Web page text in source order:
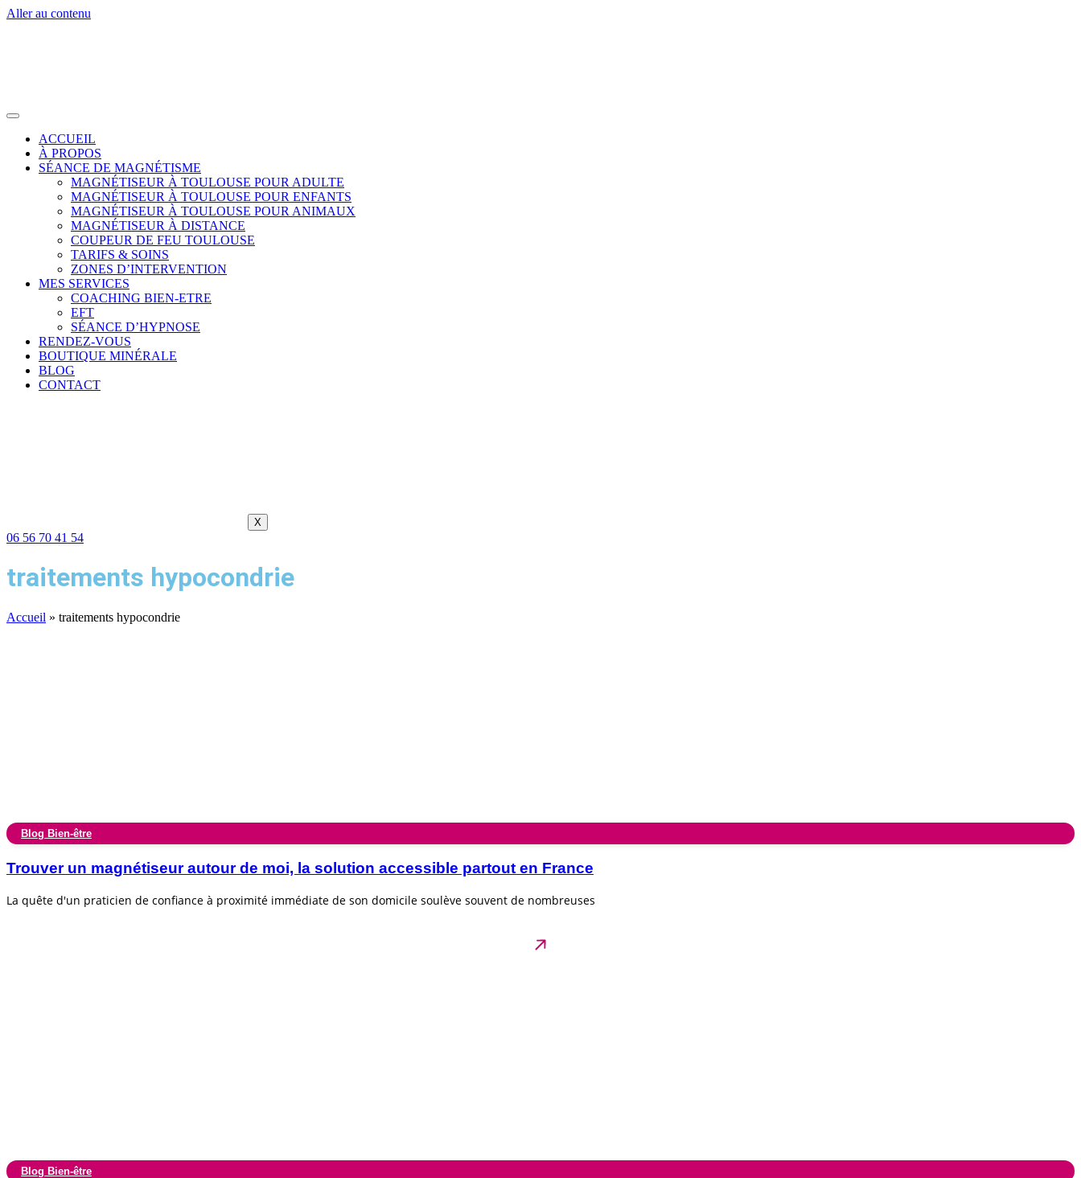
Aller au contenu
ACCUEIL
À PROPOS
SÉANCE DE MAGNÉTISME
MAGNÉTISEUR À TOULOUSE POUR ADULTE
MAGNÉTISEUR À TOULOUSE POUR ENFANTS
MAGNÉTISEUR À TOULOUSE POUR ANIMAUX
MAGNÉTISEUR À DISTANCE
COUPEUR DE FEU TOULOUSE
TARIFS & SOINS
ZONES D’INTERVENTION
MES SERVICES
COACHING BIEN-ETRE
EFT
SÉANCE D’HYPNOSE
RENDEZ-VOUS
BOUTIQUE MINÉRALE
BLOG
CONTACT
X
06 56 70 41 54
traitements hypocondrie
Accueil » traitements hypocondrie
Blog Bien-être
Trouver un magnétiseur autour de moi, la solution accessible partout en France
La quête d'un praticien de confiance à proximité immédiate de son domicile soulève souvent de nombreuses
Blog Bien-être